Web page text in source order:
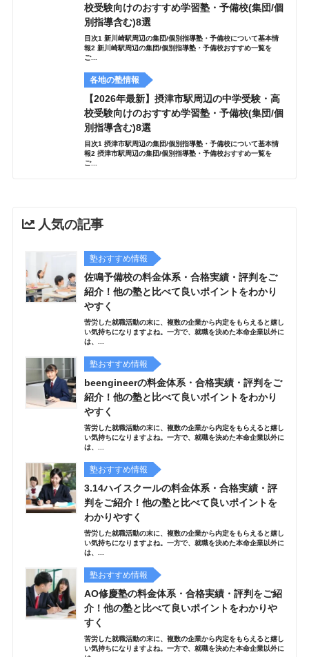
校受験向けのおすすめ学習塾・予備校(集団/個
別指導含む)8選
目次1 新川崎駅周辺の集団/個別指導塾・予備校について基本情
報2 新川崎駅周辺の集団/個別指導塾・予備校おすすめ一覧を
ご...
各地の塾情報
【2026年最新】摂津市駅周辺の中学受験・高
校受験向けのおすすめ学習塾・予備校(集団/個
別指導含む)8選
目次1 摂津市駅周辺の集団/個別指導塾・予備校について基本情
報2 摂津市駅周辺の集団/個別指導塾・予備校おすすめ一覧を
ご...
人気の記事
塾おすすめ情報
佐鳴予備校の料金体系・合格実績・評判をご
紹介！他の塾と比べて良いポイントをわかり
やすく
苦労した就職活動の末に、複数の企業から内定をもらえると嬉し
い気持ちになりますよね。一方で、就職を決めた本命企業以外に
は、...
塾おすすめ情報
beengineerの料金体系・合格実績・評判をご
紹介！他の塾と比べて良いポイントをわかり
やすく
苦労した就職活動の末に、複数の企業から内定をもらえると嬉し
い気持ちになりますよね。一方で、就職を決めた本命企業以外に
は、...
塾おすすめ情報
3.14ハイスクールの料金体系・合格実績・評
判をご紹介！他の塾と比べて良いポイントを
わかりやすく
苦労した就職活動の末に、複数の企業から内定をもらえると嬉し
い気持ちになりますよね。一方で、就職を決めた本命企業以外に
は、...
塾おすすめ情報
AO修慶塾の料金体系・合格実績・評判をご紹
介！他の塾と比べて良いポイントをわかりや
すく
苦労した就職活動の末に、複数の企業から内定をもらえると嬉し
い気持ちになりますよね。一方で、就職を決めた本命企業以外に